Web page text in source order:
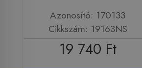
Azonosító: 170133
Cikkszám: 19163NS
19 740 Ft